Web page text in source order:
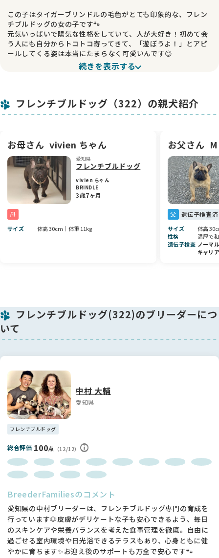
この子はタイガーブリンドルの毛色がとても印象的な、フレン
チブルドッグの女の子です🐾
元気いっぱいで陽気な性格をしていて、人が大好き！初めて会
う人にも自分からトコトコ寄ってきて、「遊ぼうよ！」とアピ
ールしてくる姿は本当にたまらなく可愛いんです😊
表情も豊かで、ちょっと首をかしげる仕草や、おめめをキラキ
もあって、一緒に過ごしているとほんとうに癒されます。
ょっと楽しくなるような、そんな魅力いっぱいの女の子です！
続きを表示する
フレンチブルドッグ（322）の親犬紹介
お母さん vivien ちゃん
愛知県
フレンチブルドッグ
vivien ちゃん
BRINDLE
3歳7ヶ月
母
サイズ 体高 30cm｜体重 11kg
お父さん
父 遺伝子検査済
サイズ
体高
性格
温厚で
遺伝子検査 ノーマ
キャリ
フレンチブルドッグ(322)のブリーダーにつ
いて
中村 大輔
愛知県
フレンチブルドッグ
総合評価 100点 （12/12）
BreederFamiliesのコメント
愛知県の中村ブリーダーは、フレンチブルドッグ専門の育成を
行っています🐶皮膚がデリケートな子も安心できるよう、毎日
のスキンケアや栄養バランスを考えた食事管理を徹底。自由に
過ごせる室内環境や日光浴できるテラスもあり、心身ともに健
やかに育ちます✨お迎え後のサポートも万全で安心です🐾